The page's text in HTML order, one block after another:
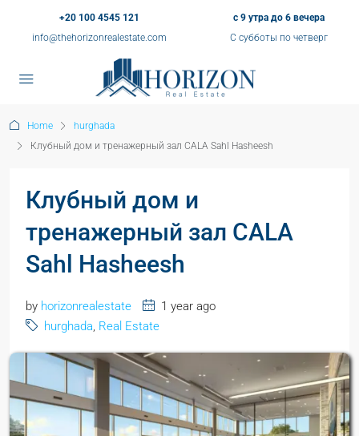
+20 100 4545 121
info@thehorizonrealestate.com
с 9 утра до 6 вечера
С субботы по четверг
Home
hurghada
Клубный дом и тренажерный зал CALA Sahl Hasheesh
Клубный дом и
тренажерный зал CALA
Sahl Hasheesh
by horizonrealestate
1 year ago
hurghada, Real Estate